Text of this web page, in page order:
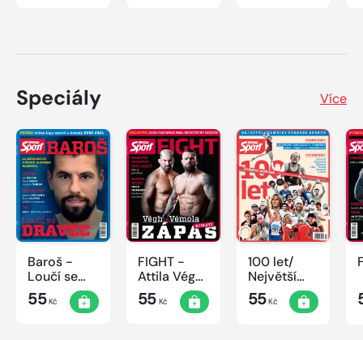
Speciály Více
Baroš -
Loučí se
dravec
55Kč
FIGHT -
Attila Végh
vs. Karlos
Vémola
55Kč
100 let/
Největší
okamžiky
českého
55Kč